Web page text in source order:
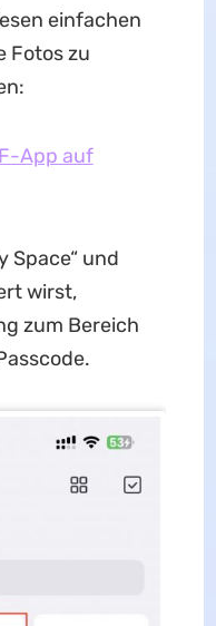
einfachen
Fotos zu
App auf
Space“ und
wirst,
zum Bereich